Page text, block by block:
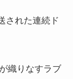
された連続ド
織りなすラブ